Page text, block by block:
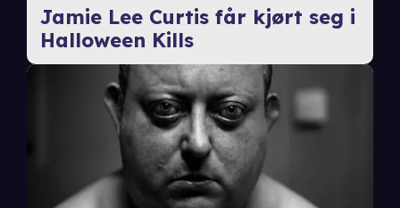
Jamie Lee Curtis får kjørt seg i
Halloween Kills